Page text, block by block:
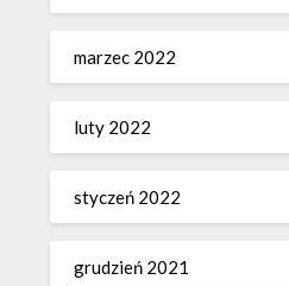
marzec 2022
luty 2022
styczeń 2022
grudzień 2021